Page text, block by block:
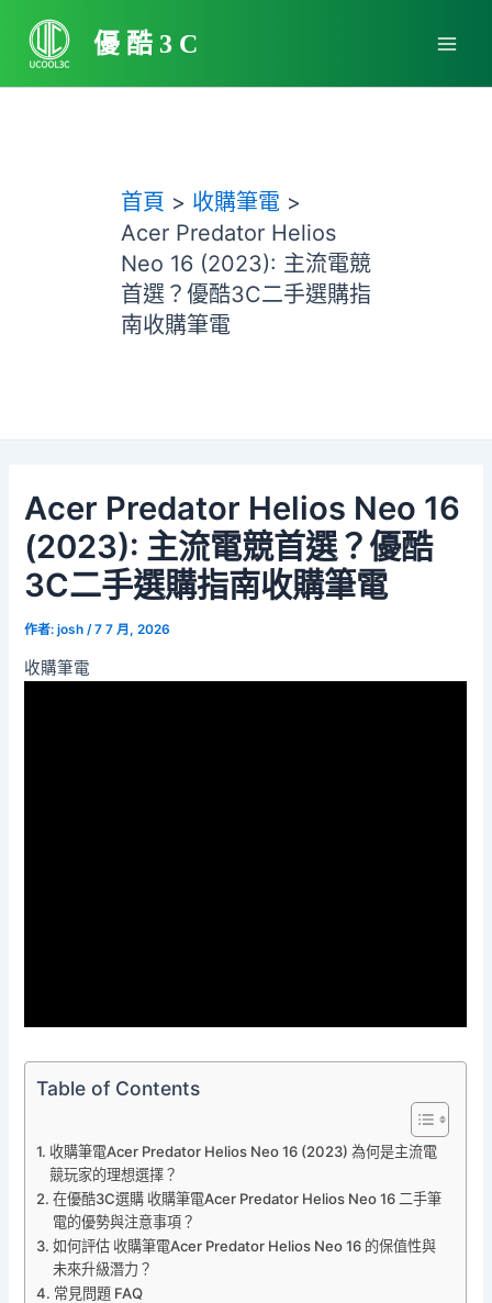
要
優酷3C
首頁
收購筆電
Acer Predator Helios
Neo 16 (2023): 主流電競
首選？優酷3C二手選購指
南收購筆電
Acer Predator Helios Neo 16
(2023): 主流電競首選？優酷
3C二手選購指南收購筆電
作者:josh/7 7 月, 2026
收購筆電
Table of Contents
收購筆電Acer Predator Helios Neo 16 (2023) 為何是主流電
競玩家的理想選擇？
在優酷3C選購 收購筆電Acer Predator Helios Neo 16 二手筆
電的優勢與注意事項？
如何評估 收購筆電Acer Predator Helios Neo 16 的保值性與
未來升級潛力？
常見問題 FAQ